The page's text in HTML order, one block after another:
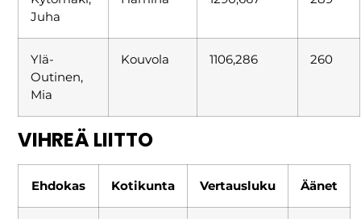
Juha
Ylä-
Outinen,
Mia
Kouvola 1106,286 260
VIHREÄ LIITTO
Ehdokas Kotikunta Vertausluku Äänet